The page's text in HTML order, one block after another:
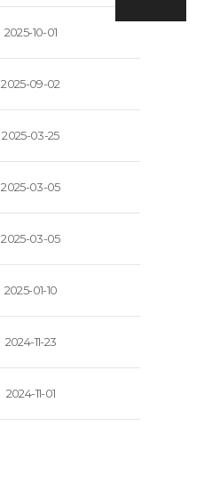
2025-10-01
2025-09-02
2025-03-25
2025-03-05
2025-03-05
2025-01-10
2024-11-23
2024-11-01